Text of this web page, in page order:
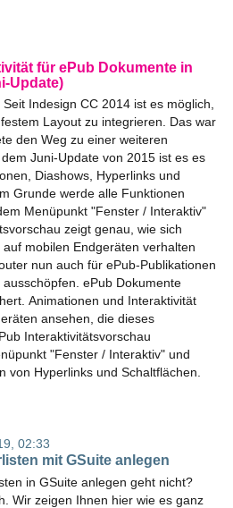
für ePub Dokumente in
Update)
Seit Indesign CC 2014 ist es möglich,
Layout zu integrieren. Das war
den Weg zu einer weiteren
Juni-Update von 2015 ist es es
Diashows, Hyperlinks und
Grunde werde alle Funktionen
Menüpunkt "Fenster / Interaktiv"
zeigt genau, wie sich
mobilen Endgeräten verhalten
nun auch für ePub-Publikationen
ePub Dokumente
Animationen und Interaktivität
ansehen, die dieses
Interaktivitätsvorschau
"Fenster / Interaktiv" und
von Hyperlinks und Schaltflächen.
02:33
mit GSuite anlegen
in GSuite anlegen geht nicht?
Wir zeigen Ihnen hier wie es ganz